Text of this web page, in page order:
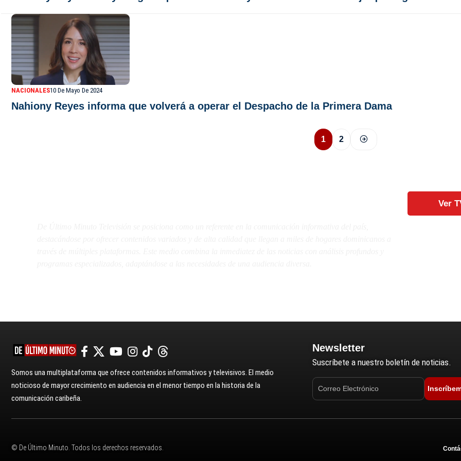
NACIONALES10 De Mayo De 2024
Nahiony Reyes informa que volverá a operar el Despacho de la Primera Dama
1 2
Ver
Somos una multiplataforma que ofrece contenidos informativos y televisivos. El medio
noticioso de mayor crecimiento en audiencia en el menor tiempo en la historia de la
comunicación caribeña.
Newsletter
Suscríbete a nuestro boletín de noticias.
© De Último Minuto. Todos los derechos reservados.